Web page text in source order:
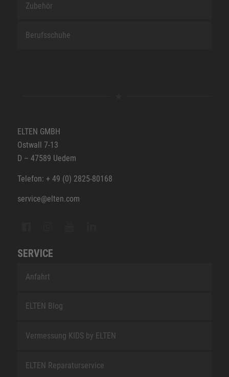
Zubehör
Berufsschuhe
ELTEN GMBH
Ostwall 7-13
D – 47589 Uedem
Telefon: + 49 (0) 2825-80168
service@elten.com
SERVICE
Anfahrt
ELTEN Blog
Vermessung KIDS by ELTEN
ELTEN Reparaturservice